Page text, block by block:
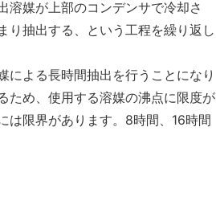
溶媒が上部のコンデンサで冷却さ
り抽出する、という工程を繰り返し
による長時間抽出を行うことになり
ため、使用する溶媒の沸点に限度が
は限界があります。8時間、16時間